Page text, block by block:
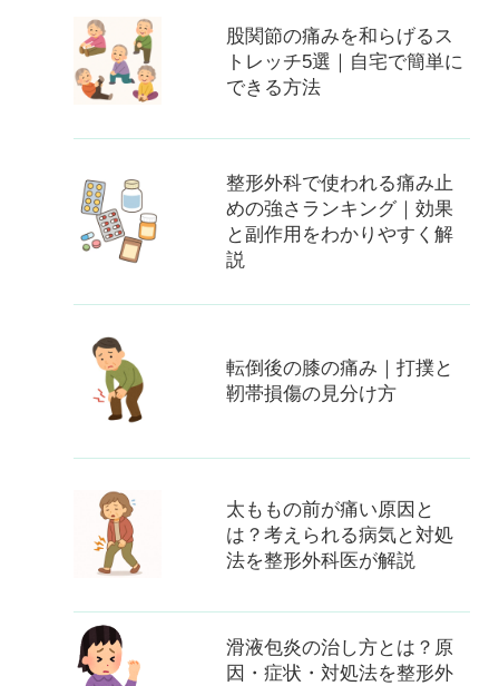
股関節の痛みを和らげるス
トレッチ5選｜自宅で簡単に
できる方法
整形外科で使われる痛み止
めの強さランキング｜効果
と副作用をわかりやすく解
説
転倒後の膝の痛み｜打撲と
靭帯損傷の見分け方
太ももの前が痛い原因と
は？考えられる病気と対処
法を整形外科医が解説
滑液包炎の治し方とは？原
因・症状・対処法を整形外